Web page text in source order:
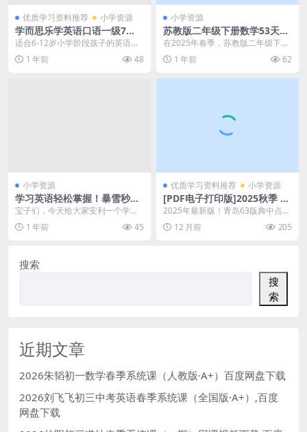
优质学习资料推荐 小学资源
学而思乐学英语口语一级7
讲，MP4视频，百度网盘下载
适合6-12岁小学阶段孩子的英语口
语学习资源来啦！学而思乐学英语
口语教程（乐学口...
1 年前 48
小学资源
苏教版二年级下册数学53天天
练试题卷PDF打印版下载 | 25
在2025年春季，苏教版二年级下册
数学《53天天练》试题卷PDF打印
版已经更新并...
1 年前 62
小学资源
学习英语轻松掌握！暴雪秒记
语法PDF，21份高清可打印，
百度网盘下载，知识点更牢固
宝子们，今天给大家安利一个学习
英语的“神器”——暴雪秒记英语语法
PDF！这可不是...
1 年前 45
优质学习资料推荐 小学资源
[PDF电子打印版]2025秋季 典
中点 六年级上册数学（QD
版）青岛63版 在线下载 大小
35.93M 总页数 42 页
2025年最新版！青岛63版典中点六
年级数学上册电子版下载 家里有六
年级孩子的青...
12 月前 205
搜索
搜
索
近期文章
2026朱韬初一数学春季系统课（人教版·A+）百度网盘下载
2026刘飞飞初三中考英语春季系统课（全国版·A+）,百度
网盘下载